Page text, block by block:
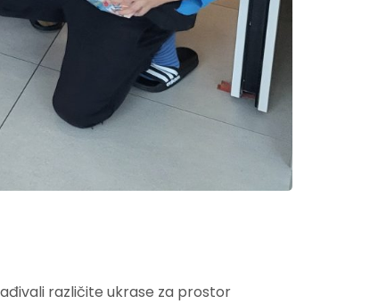
različite ukrase za prostor